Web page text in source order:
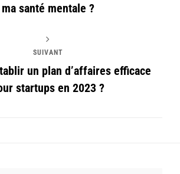
ma santé mentale ?
SUIVANT
un plan d’affaires efficace
startups en 2023 ?